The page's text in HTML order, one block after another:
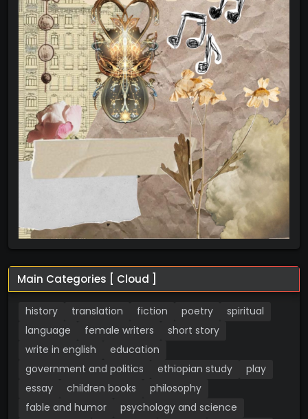
Main Categories [ Cloud ]
history translation fiction poetry
spiritual
language
female writers
short story
write in english
education
government and politics
ethiopian study
play
essay
children books
philosophy
fable and humor
psychology and science